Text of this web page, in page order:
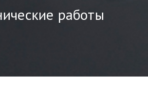
работы